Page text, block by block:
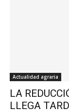
Actualidad agraria
LA
LLEGA